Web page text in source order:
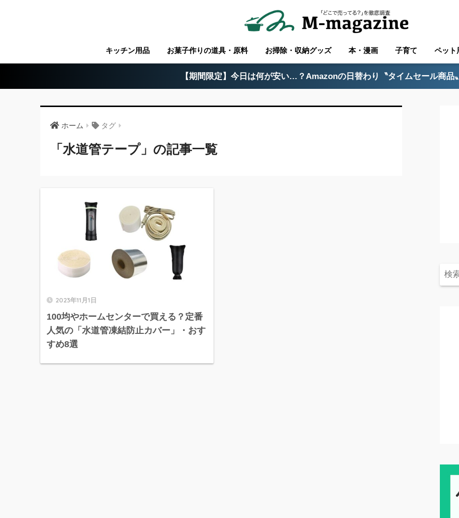
キッチン用品 お菓子作りの道具・原料 お掃除・収納グッズ 本・漫画 子育て ペット
【期間限定】今日は何が安い…？Amazonの日替わり〝タイムセール商品
ホーム タグ
「水道管テープ」の記事一覧
2023年11月1日
100均やホームセンターで買える？定番
人気の「水道管凍結防止カバー」・おす
すめ8選